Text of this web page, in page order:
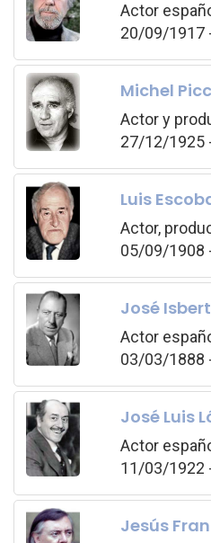
Actor
20/09/1917
Michel
Actor y
27/12/1925
Luis
Actor,
05/09/1908
José Isbert
Actor
03/03/1888
José Luis
Actor
11/03/1922
Jesús